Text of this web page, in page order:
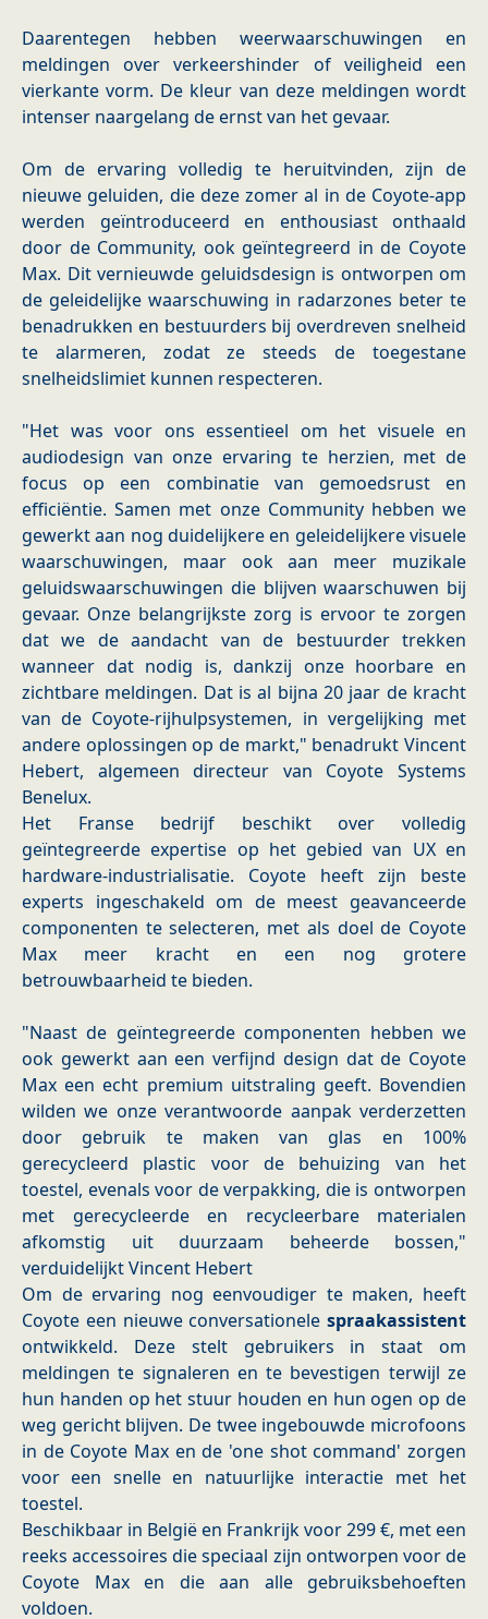
Daarentegen hebben weerwaarschuwingen en
meldingen over verkeershinder of veiligheid een
vierkante vorm. De kleur van deze meldingen wordt
intenser naargelang de ernst van het gevaar.
Om de ervaring volledig te heruitvinden, zijn de
nieuwe geluiden, die deze zomer al in de Coyote-app
werden geïntroduceerd en enthousiast onthaald
door de Community, ook geïntegreerd in de Coyote
Max. Dit vernieuwde geluidsdesign is ontworpen om
de geleidelijke waarschuwing in radarzones beter te
benadrukken en bestuurders bij overdreven snelheid
te alarmeren, zodat ze steeds de toegestane
snelheidslimiet kunnen respecteren.
"Het was voor ons essentieel om het visuele en
audiodesign van onze ervaring te herzien, met de
focus op een combinatie van gemoedsrust en
efficiëntie. Samen met onze Community hebben we
gewerkt aan nog duidelijkere en geleidelijkere visuele
waarschuwingen, maar ook aan meer muzikale
geluidswaarschuwingen die blijven waarschuwen bij
gevaar. Onze belangrijkste zorg is ervoor te zorgen
dat we de aandacht van de bestuurder trekken
wanneer dat nodig is, dankzij onze hoorbare en
zichtbare meldingen. Dat is al bijna 20 jaar de kracht
van de Coyote-rijhulpsystemen, in vergelijking met
andere oplossingen op de markt," benadrukt Vincent
Hebert, algemeen directeur van Coyote Systems
Benelux.
Het Franse bedrijf beschikt over volledig
geïntegreerde expertise op het gebied van UX en
hardware-industrialisatie. Coyote heeft zijn beste
experts ingeschakeld om de meest geavanceerde
componenten te selecteren, met als doel de Coyote
Max meer kracht en een nog grotere
betrouwbaarheid te bieden.
"Naast de geïntegreerde componenten hebben we
ook gewerkt aan een verfijnd design dat de Coyote
Max een echt premium uitstraling geeft. Bovendien
wilden we onze verantwoorde aanpak verderzetten
door gebruik te maken van glas en 100%
gerecycleerd plastic voor de behuizing van het
toestel, evenals voor de verpakking, die is ontworpen
met gerecycleerde en recycleerbare materialen
afkomstig uit duurzaam beheerde bossen,"
verduidelijkt Vincent Hebert
Om de ervaring nog eenvoudiger te maken, heeft
Coyote een nieuwe conversationele spraakassistent
ontwikkeld. Deze stelt gebruikers in staat om
meldingen te signaleren en te bevestigen terwijl ze
hun handen op het stuur houden en hun ogen op de
weg gericht blijven. De twee ingebouwde microfoons
in de Coyote Max en de 'one shot command' zorgen
voor een snelle en natuurlijke interactie met het
toestel.
Beschikbaar in België en Frankrijk voor 299 €, met een
reeks accessoires die speciaal zijn ontworpen voor de
Coyote Max en die aan alle gebruiksbehoeften
voldoen.